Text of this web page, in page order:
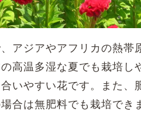
アジアやアフリカの熱
高温多湿な夏でも栽培し
いやすい花です。また、
合は無肥料でも栽培でき